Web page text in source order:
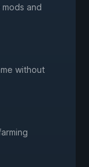
and
without